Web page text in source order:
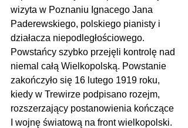
wizyta w Poznaniu Ignacego Jana
Paderewskiego, polskiego pianisty i
działacza niepodległościowego.
Powstańcy szybko przejęli kontrolę nad
niemal całą Wielkopolską. Powstanie
zakończyło się 16 lutego 1919 roku,
kiedy w Trewirze podpisano rozejm,
rozszerzający postanowienia kończące
I wojnę światową na front wielkopolski.